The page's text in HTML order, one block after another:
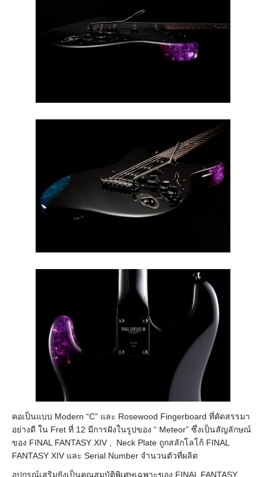
คอเป็นแบบ Modern “C” และ Rosewood Fingerboard ที่คัดสรรมา
อย่างดี ใน Fret ที่ 12 มีการฝังในรูปของ “ Meteor” ซึ่งเป็นสัญลักษณ์
ของ FINAL FANTASY XIV , Neck Plate ถูกสลักโลโก้ FINAL
FANTASY XIV และ Serial Number จำนวนตัวที่ผลิต
อุปกรณ์เสริมยังเป็นคุณสมบัติพิเศษเฉพาะของ FINAL FANTASY